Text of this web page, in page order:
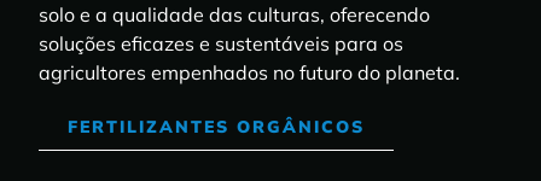
solo e a qualidade das culturas, oferecendo
soluções eficazes e sustentáveis para os
agricultores empenhados no futuro do planeta.
FERTILIZANTES ORGÂNICOS